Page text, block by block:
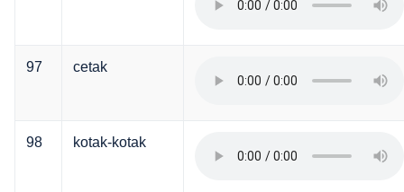
97 cetak
98 kotak-kotak